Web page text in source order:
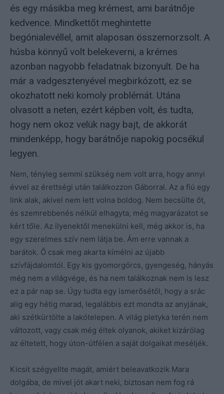
és egy másikba meg krémest, ami barátnője
kedvence. Mindkettőt meghintette
begónialevéllel, amit alaposan összemorzsolt. A
húsba könnyű volt belekeverni, a krémes
azonban nagyobb feladatnak bizonyult. De ha
már a vadgesztenyével megbirkózott, ez se
okozhatott neki komoly problémát. Utána
olvasott a neten, ezért képben volt, és tudta,
hogy nem okoz velük nagy bajt, de akkorát
mindenképp, hogy barátnője napokig pocsékul
legyen.
Nem, tényleg semmi szükség nem volt arra, hogy annyi
évvel az érettségi után találkozzon Gáborral. Az a fiú egy
link alak, akivel nem lett volna boldog. Nem becsülte őt,
és szemrebbenés nélkül elhagyta, még magyarázatot se
kért tőle. Az ilyenektől menekülni kell, még akkor is, ha
egy szerelmes szív nem látja be. Ám erre vannak a
barátok. Ő csak meg akarta kímélni az újabb
szívfájdalomtól. Egy kis gyomorgörcs, gyengeség, hányás
még nem a világvége, és ha nem találkoznak nem is lesz
ez a pár nap se. Úgy tudta egy ismerősétől, hogy a srác
alig egy hétig marad, legalábbis ezt mondta az anyjának,
aki szétkürtölte a lakótelepen. A világ pletyka terén nem
változott, vagy csak még éltek olyanok, akiket kizárólag
az éltetett, hogy úton-útfélen a saját dolgaikat meséljék.
Kicsit szégyellte magát, amiért beleavatkozik Mara
dolgába, de mivel jót akart neki, biztosan nem fog rá